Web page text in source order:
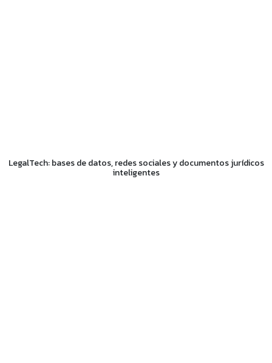
LegalTech: bases de datos, redes sociales y documentos jurídicos
inteligentes